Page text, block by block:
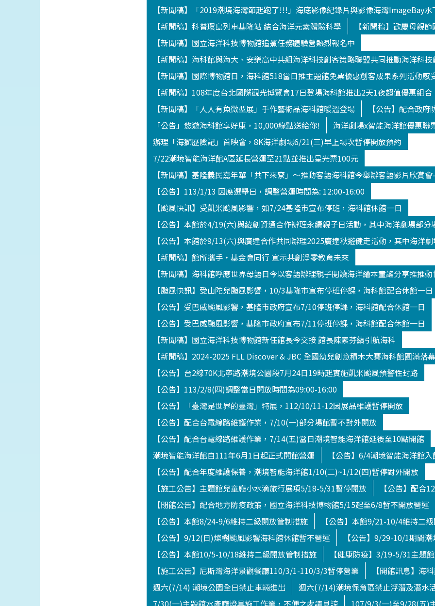
【新聞稿】「2019潮境海灣節起跑了!!!」海底影像紀錄片與影像海灣ImageBay
【新聞稿】科普環島列車基隆站 結合海洋元素體驗科學
【新聞稿】歡慶母親
【新聞稿】國立海洋科技博物館追鯊任務體驗營熱烈報名中
【新聞稿】海科館與海大、安樂高中共組海洋科技創客策略聯盟共同推動海洋科
【新聞稿】國際博物館日，海科館518當日推主題館免票優惠創客成果系列活動感
【新聞稿】108年度台北國際觀光博覽會17日登場海科館推出2天1夜超值優惠組合
【新聞稿】「人人有魚微型展」手作藝術品海科館暖溫登場
【公告】配合政
「公告」悠遊海科館享好康，10,000綠點送給你!
海洋劇場x智能海洋館優惠聯
辦理「海獅歷險記」首映會，8K海洋劇場6/21(三)早上場次暫停開放預約
7/22潮境智能海洋館A區延長營運至21點並推出星光票100元
【新聞稿】基隆義民嘉年華「共下來尞」～推動客語海科館今舉辦客語影片欣賞會
【公告】113/1/13 因應選舉日，調整營運時間為: 12:00-16:00
【颱風快訊】受凱米颱風影響，如7/24基隆市宣布停班，海科館休館一日
【公告】本館於4/19(六)與緯創資通合作辦理永續親子日活動，其中海洋劇場部分
【公告】本館於9/13(六)與廣達合作共同辦理2025廣達秋遊健走活動，其中海洋
【新聞稿】館所攜手‧基金會同行 宣示共創淨零教育未來
【新聞稿】海科館呼應世界母語日今以客語辦理親子閱讀海洋繪本童謠分享推推
【颱風快訊】受山陀兒颱風影響，10/3基隆市宣布停班停課，海科館配合休館一日
【公告】受巴威颱風影響，基隆市政府宣布7/10停班停課，海科館配合休館一日
【公告】受巴威颱風影響，基隆市政府宣布7/11停班停課，海科館配合休館一日
【新聞稿】國立海洋科技博物館新任館長今交接 館長陳素芬續引航海科
【新聞稿】2024-2025 FLL Discover & JBC 全國幼兒創意積木大賽海科館圓滿落
【公告】台2線70K北寧路潮境公園段7月24日19時起實施凱米颱風預警性封路
【公告】113/2/8(四)調整當日開放時間為09:00-16:00
【公告】「臺灣是世界的臺灣」特展，112/10/11-12因展品維護暫停開放
【公告】配合台電線路維護作業，7/10(一)部分場館暫不對外開放
【公告】配合台電線路維護作業，7/14(五)當日潮境智能海洋館延後至10點開館
潮境智能海洋館自111年6月1日起正式開館營運
【公告】6/4潮境智能海洋館
【公告】配合年度維護保養，潮境智能海洋館1/10(二)~1/12(四)暫停對外開放
【施工公告】主題館兒童廳小水滴旅行展項5/18-5/31暫停開放
【公告】配合
【閉館公告】配合地方防疫政策，國立海洋科技博物館5/15起至6/8暫不開放營運
【公告】本館8/24-9/6維持二級開放管制措施
【公告】本館9/21-10/4維持二
【公告】9/12(日)燦樹颱風影響海科館休館暫不營運
【公告】9/29-10/1期間
【公告】本館10/5-10/18維持二級開放管制措施
【健康防疫】3/19-5/31主題
【施工公告】尼斯灣海洋景觀餐廳110/3/1-110/3/3暫停營業
【開館訊息】海
週六(7/14) 潮境公園全日禁止車輛進出
週六(7/14)潮境保育區禁止浮潛及潛水
7/30(一)主題館水產廳燈具施工作業，不便之處請見諒
107/9/3(一)至9/28(五)